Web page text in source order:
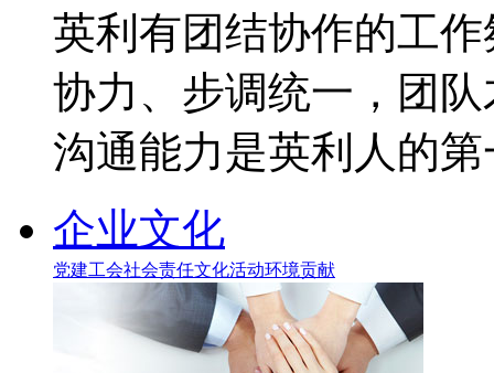
英利有团结协作的工
协力、步调统一，团
沟通能力是英利人的
企业文化
党建工会社会责任文化活动环境贡献